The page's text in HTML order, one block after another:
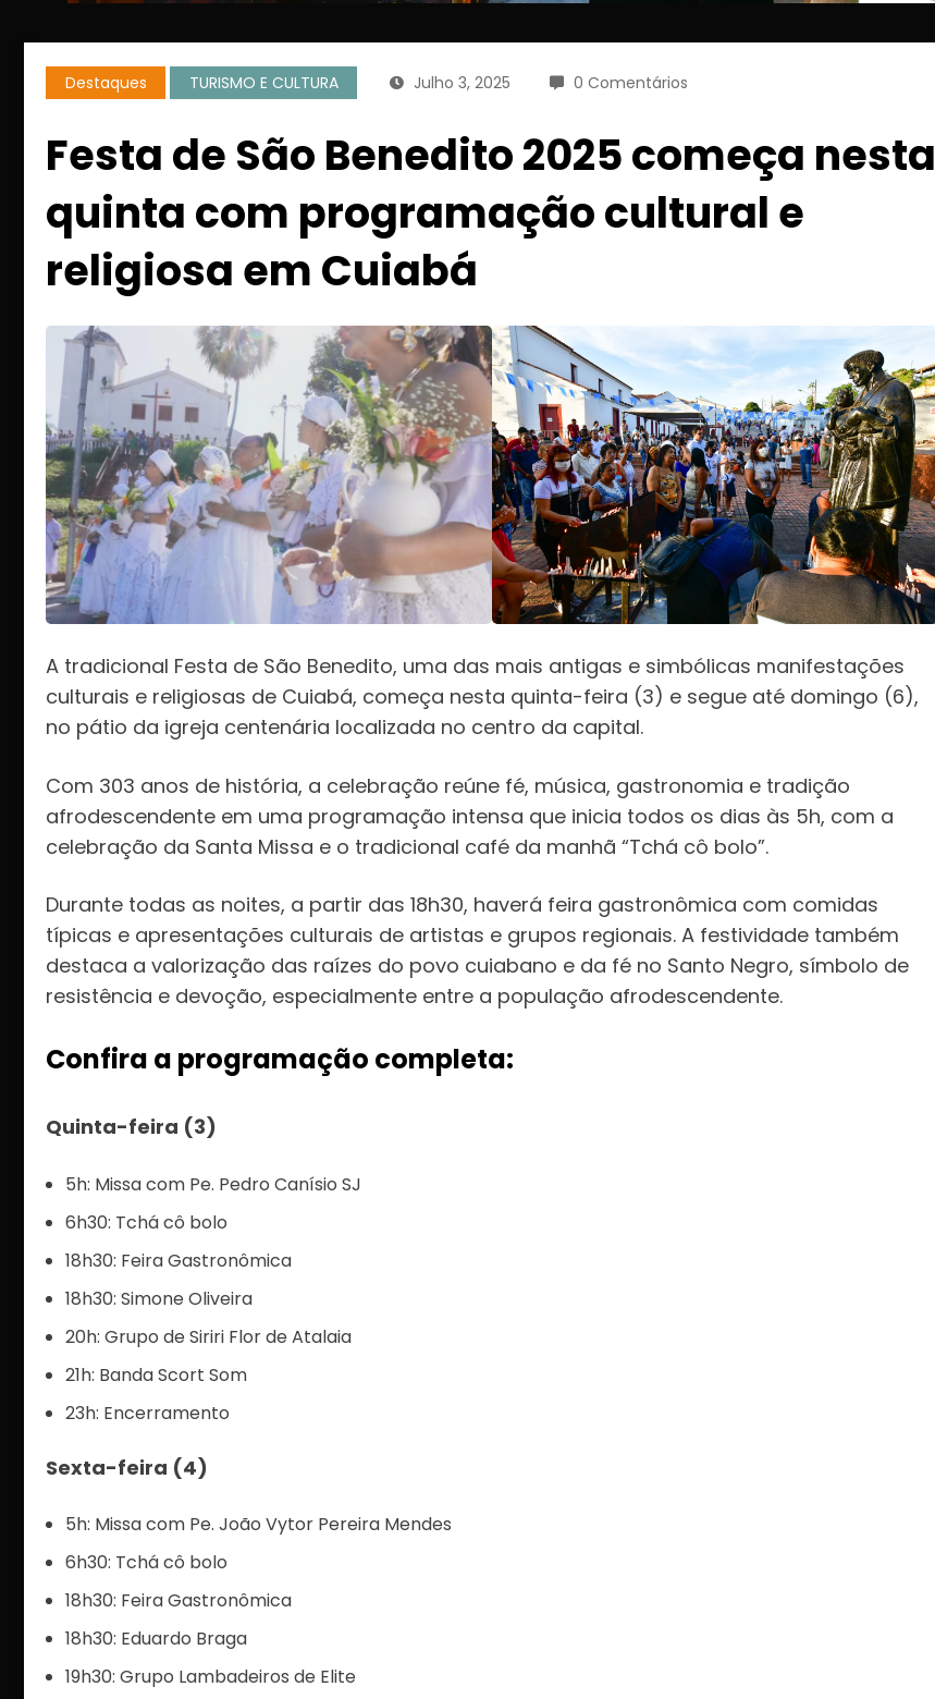
Destaques TURISMO E CULTURA Julho 3, 2025 0 Comentários
Festa de São Benedito 2025 começa nesta
quinta com programação cultural e
religiosa em Cuiabá
A tradicional Festa de São Benedito, uma das mais antigas e simbólicas manifestações
culturais e religiosas de Cuiabá, começa nesta quinta-feira (3) e segue até domingo (6),
no pátio da igreja centenária localizada no centro da capital.
Com 303 anos de história, a celebração reúne fé, música, gastronomia e tradição
afrodescendente em uma programação intensa que inicia todos os dias às 5h, com a
celebração da Santa Missa e o tradicional café da manhã “Tchá cô bolo”.
Durante todas as noites, a partir das 18h30, haverá feira gastronômica com comidas
típicas e apresentações culturais de artistas e grupos regionais. A festividade também
destaca a valorização das raízes do povo cuiabano e da fé no Santo Negro, símbolo de
resistência e devoção, especialmente entre a população afrodescendente.
Confira a programação completa:
Quinta-feira (3)
5h: Missa com Pe. Pedro Canísio SJ
6h30: Tchá cô bolo
18h30: Feira Gastronômica
18h30: Simone Oliveira
20h: Grupo de Siriri Flor de Atalaia
21h: Banda Scort Som
23h: Encerramento
Sexta-feira (4)
5h: Missa com Pe. João Vytor Pereira Mendes
6h30: Tchá cô bolo
18h30: Feira Gastronômica
18h30: Eduardo Braga
19h30: Grupo Lambadeiros de Elite